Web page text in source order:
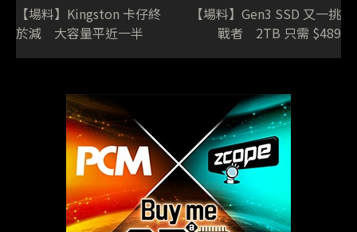
【場料】Kingston 卡仔終
於減 大容量平近一半
【場料】Gen3 SSD 又一挑
戰者 2TB 只需 $489